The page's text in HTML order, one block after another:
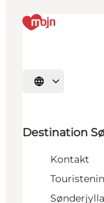
Sprache
Destination
Kontakt